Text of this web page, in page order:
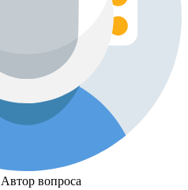
Автор вопроса